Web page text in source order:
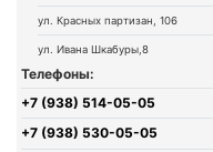
ул. Красных партизан, 106
ул. Ивана Шкабуры,8
Телефоны:
+7 (938) 514-05-05
+7 (938) 530-05-05